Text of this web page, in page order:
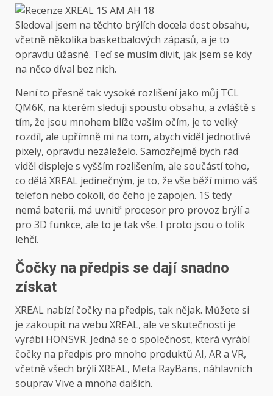
Sledoval jsem na těchto brýlích docela dost obsahu,
včetně několika basketbalových zápasů, a je to
opravdu úžasné. Teď se musím divit, jak jsem se kdy
na něco díval bez nich.
Není to přesně tak vysoké rozlišení jako můj TCL
QM6K, na kterém sleduji spoustu obsahu, a zvláště s
tím, že jsou mnohem blíže vašim očím, je to velký
rozdíl, ale upřímně mi na tom, abych viděl jednotlivé
pixely, opravdu nezáleželo. Samozřejmě bych rád
viděl displeje s vyšším rozlišením, ale součástí toho,
co dělá XREAL jedinečným, je to, že vše běží mimo váš
telefon nebo cokoli, do čeho je zapojen. 1S tedy
nemá baterii, má uvnitř procesor pro provoz brýlí a
pro 3D funkce, ale to je tak vše. I proto jsou o tolik
lehčí.
Čočky na předpis se dají snadno
získat
XREAL nabízí čočky na předpis, tak nějak. Můžete si
je zakoupit na webu XREAL, ale ve skutečnosti je
vyrábí HONSVR. Jedná se o společnost, která vyrábí
čočky na předpis pro mnoho produktů AI, AR a VR,
včetně všech brýlí XREAL, Meta RayBans, náhlavních
souprav Vive a mnoha dalších.